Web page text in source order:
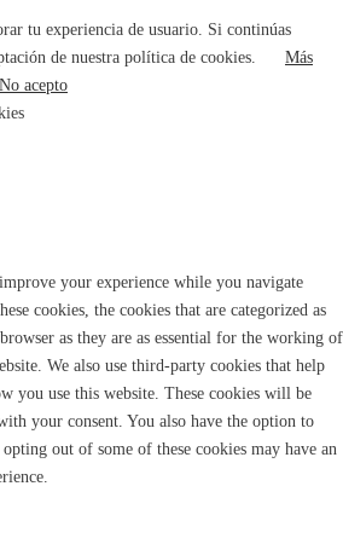
tu experiencia de usuario. Si continúas
de nuestra política de cookies.
Más
No acepto
your experience while you navigate
cookies, the cookies that are categorized as
as they are as essential for the working of
We also use third-party cookies that help
you use this website. These cookies will be
your consent. You also have the option to
out of some of these cookies may have an